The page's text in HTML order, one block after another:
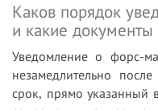
Каков порядок
и какие
Уведомление о форс-
незамедлительно
срок, прямо указанный